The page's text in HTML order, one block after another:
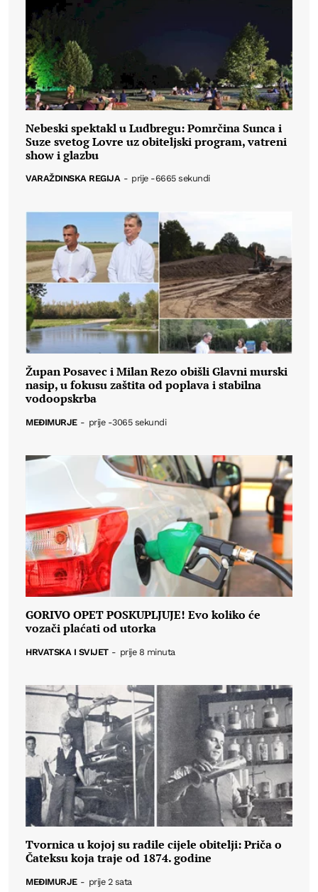
Nebeski spektakl u Ludbregu: Pomrčina Sunca i
Suze svetog Lovre uz obiteljski program, vatreni
show i glazbu
VARAŽDINSKA REGIJA - prije -6665 sekundi
Župan Posavec i Milan Rezo obišli Glavni murski
nasip, u fokusu zaštita od poplava i stabilna
vodoopskrba
MEĐIMURJE - prije -3065 sekundi
GORIVO OPET POSKUPLJUJE! Evo koliko će
vozači plaćati od utorka
HRVATSKA I SVIJET - prije 8 minuta
Tvornica u kojoj su radile cijele obitelji: Priča o
Čateksu koja traje od 1874. godine
MEĐIMURJE - prije 2 sata